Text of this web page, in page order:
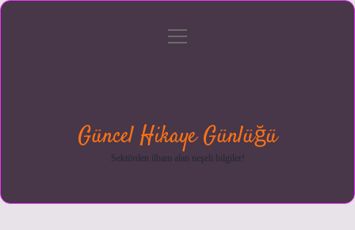
menüyü
Güncel Hikaye Günlüğü
Sektörden ilham alan neşeli bilgiler!